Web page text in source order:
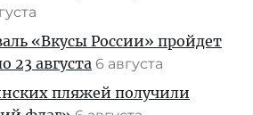
«Вкусы России» пройдет
23 августа 6 августа
пляжей получили